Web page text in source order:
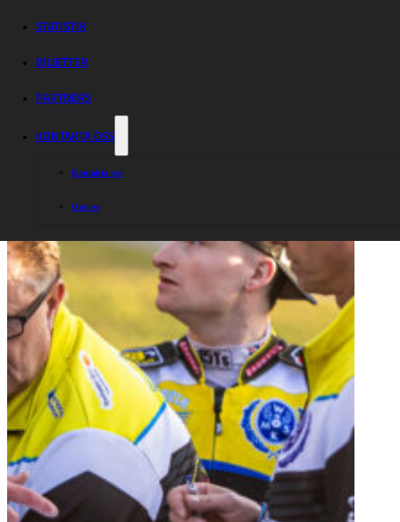
STATISTIK
BILJETTER
PARTNERS
KONTAKTA OSS
Kontakta oss
Om oss